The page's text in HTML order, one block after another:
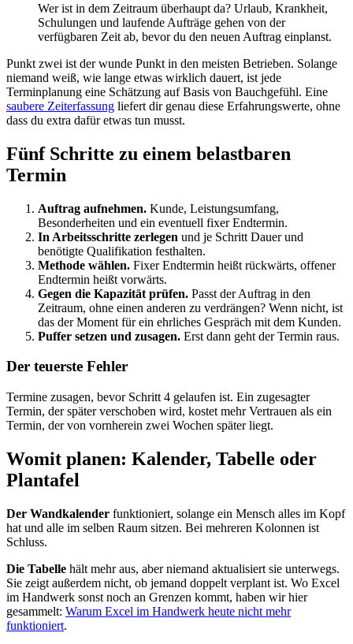
Wer ist in dem Zeitraum überhaupt da? Urlaub, Krankheit,
Schulungen und laufende Aufträge gehen von der
verfügbaren Zeit ab, bevor du den neuen Auftrag einplanst.
Punkt zwei ist der wunde Punkt in den meisten Betrieben. Solange
niemand weiß, wie lange etwas wirklich dauert, ist jede
Terminplanung eine Schätzung auf Basis von Bauchgefühl. Eine
saubere Zeiterfassung liefert dir genau diese Erfahrungswerte, ohne
dass du extra dafür etwas tun musst.
Fünf Schritte zu einem belastbaren
Termin
Auftrag aufnehmen. Kunde, Leistungsumfang,
Besonderheiten und ein eventuell fixer Endtermin.
In Arbeitsschritte zerlegen und je Schritt Dauer und
benötigte Qualifikation festhalten.
Methode wählen. Fixer Endtermin heißt rückwärts, offener
Endtermin heißt vorwärts.
Gegen die Kapazität prüfen. Passt der Auftrag in den
Zeitraum, ohne einen anderen zu verdrängen? Wenn nicht, ist
das der Moment für ein ehrliches Gespräch mit dem Kunden.
Puffer setzen und zusagen. Erst dann geht der Termin raus.
Der teuerste Fehler
Termine zusagen, bevor Schritt 4 gelaufen ist. Ein zugesagter
Termin, der später verschoben wird, kostet mehr Vertrauen als ein
Termin, der von vornherein zwei Wochen später liegt.
Womit planen: Kalender, Tabelle oder
Plantafel
Der Wandkalender funktioniert, solange ein Mensch alles im Kopf
hat und alle im selben Raum sitzen. Bei mehreren Kolonnen ist
Schluss.
Die Tabelle hält mehr aus, aber niemand aktualisiert sie unterwegs.
Sie zeigt außerdem nicht, ob jemand doppelt verplant ist. Wo Excel
im Handwerk sonst noch an Grenzen kommt, haben wir hier
gesammelt: Warum Excel im Handwerk heute nicht mehr
funktioniert.